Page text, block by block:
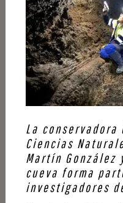
La conservadora
Ciencias
Martín
cueva forma
investigadores